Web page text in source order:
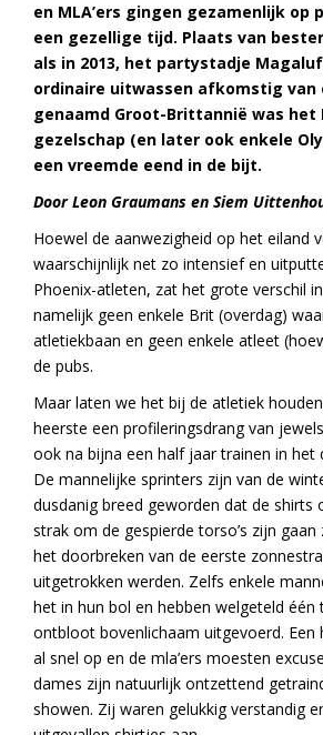
en MLA’ers gingen gezamenlijk op
een gezellige tijd. Plaats van
als in 2013, het partystadje
ordinaire uitwassen afkomstig van
genaamd Groot-Brittannië was het
gezelschap (en later ook enkele
een vreemde eend in de bijt.
Door Leon Graumans en Siem
Hoewel de aanwezigheid op het eiland
waarschijnlijk net zo intensief en
Phoenix-atleten, zat het grote verschil
namelijk geen enkele Brit (overdag)
atletiekbaan en geen enkele atleet
de pubs.
Maar laten we het bij de atletiek
heerste een profileringsdrang van
ook na bijna een half jaar trainen in het
De mannelijke sprinters zijn van de
dusdanig breed geworden dat de shirts
strak om de gespierde torso’s zijn
het doorbreken van de eerste
uitgetrokken werden. Zelfs enkele
het in hun bol en hebben welgeteld
ontbloot bovenlichaam uitgevoerd. Een
al snel op en de mla’ers moesten
dames zijn natuurlijk ontzettend
showen. Zij waren gelukkig verstandig